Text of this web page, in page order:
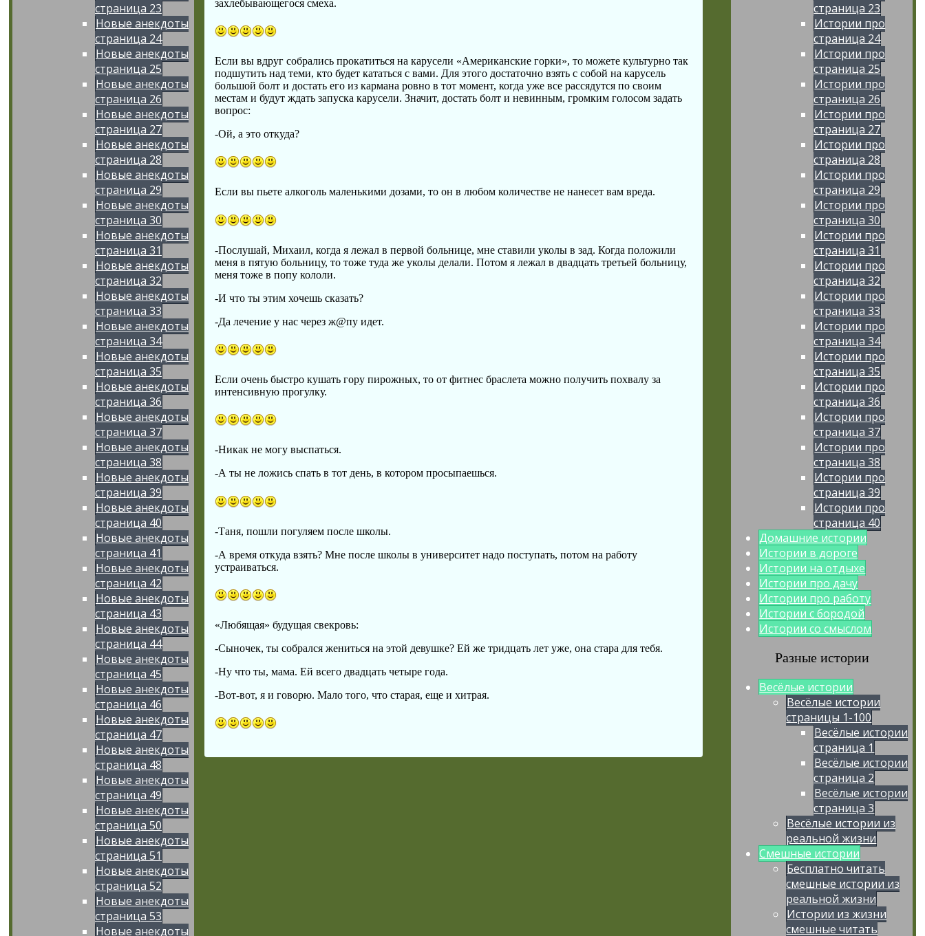
страница 23
Новые анекдоты
страница 24
Новые анекдоты
страница 25
Новые анекдоты
страница 26
Новые анекдоты
страница 27
Новые анекдоты
страница 28
Новые анекдоты
страница 29
Новые анекдоты
страница 30
Новые анекдоты
страница 31
Новые анекдоты
страница 32
Новые анекдоты
страница 33
Новые анекдоты
страница 34
Новые анекдоты
страница 35
Новые анекдоты
страница 36
Новые анекдоты
страница 37
Новые анекдоты
страница 38
Новые анекдоты
страница 39
Новые анекдоты
страница 40
Новые анекдоты
страница 41
Новые анекдоты
страница 42
Новые анекдоты
страница 43
Новые анекдоты
страница 44
Новые анекдоты
страница 45
Новые анекдоты
страница 46
Новые анекдоты
страница 47
Новые анекдоты
страница 48
Новые анекдоты
страница 49
Новые анекдоты
страница 50
Новые анекдоты
страница 51
Новые анекдоты
страница 52
Новые анекдоты
страница 53
Новые анекдоты
захлебывающегося смеха.
Если вы вдруг собрались прокатиться на карусели «Американские горки», то можете культурно так
подшутить над теми, кто будет кататься с вами. Для этого достаточно взять с собой на карусель
большой болт и достать его из кармана ровно в тот момент, когда уже все рассядутся по своим
местам и будут ждать запуска карусели. Значит, достать болт и невинным, громким голосом задать
вопрос:
-Ой, а это откуда?
Если вы пьете алкоголь маленькими дозами, то он в любом количестве не нанесет вам вреда.
-Послушай, Михаил, когда я лежал в первой больнице, мне ставили уколы в зад. Когда положили
меня в пятую больницу, то тоже туда же уколы делали. Потом я лежал в двадцать третьей больницу,
меня тоже в попу кололи.
-И что ты этим хочешь сказать?
-Да лечение у нас через ж@пу идет.
Если очень быстро кушать гору пирожных, то от фитнес браслета можно получить похвалу за
интенсивную прогулку.
-Никак не могу выспаться.
-А ты не ложись спать в тот день, в котором просыпаешься.
-Таня, пошли погуляем после школы.
-А время откуда взять? Мне после школы в университет надо поступать, потом на работу
устраиваться.
«Любящая» будущая свекровь:
-Сыночек, ты собрался жениться на этой девушке? Ей же тридцать лет уже, она стара для тебя.
-Ну что ты, мама. Ей всего двадцать четыре года.
-Вот-вот, я и говорю. Мало того, что старая, еще и хитрая.
страница 23
Истории про
страница 24
Истории про
страница 25
Истории про
страница 26
Истории про
страница 27
Истории про
страница 28
Истории про
страница 29
Истории про
страница 30
Истории про
страница 31
Истории про
страница 32
Истории про
страница 33
Истории про
страница 34
Истории про
страница 35
Истории про
страница 36
Истории про
страница 37
Истории про
страница 38
Истории про
страница 39
Истории про
страница 40
Домашние истории
Истории в дороге
Истории на отдыхе
Истории про дачу
Истории про работу
Истории с бородой
Истории со смыслом
Разные истории
Весёлые истории
Весёлые истории
страницы 1-100
Весёлые истории
страница 1
Весёлые истории
страница 2
Весёлые истории
страница 3
Весёлые истории из
реальной жизни
Смешные истории
Бесплатно читать
смешные истории из
реальной жизни
Истории из жизни
смешные читать